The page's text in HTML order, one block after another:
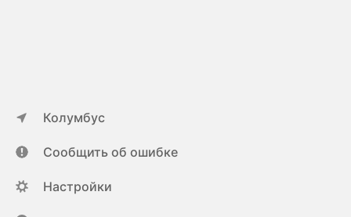
Колумбус
Сообщить об ошибке
Настройки